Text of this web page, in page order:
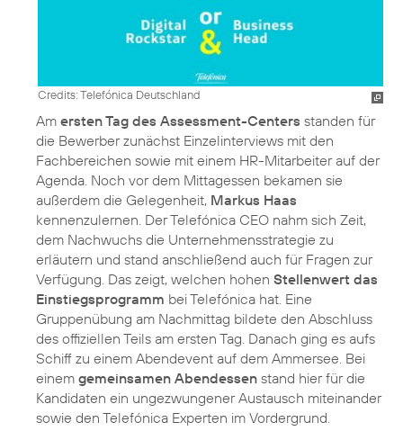
Credits: Telefónica Deutschland
Am ersten Tag des Assessment-Centers standen für
die Bewerber zunächst Einzelinterviews mit den
Fachbereichen sowie mit einem HR-Mitarbeiter auf der
Agenda. Noch vor dem Mittagessen bekamen sie
außerdem die Gelegenheit, Markus Haas
kennenzulernen. Der Telefónica CEO nahm sich Zeit,
dem Nachwuchs die Unternehmensstrategie zu
erläutern und stand anschließend auch für Fragen zur
Verfügung. Das zeigt, welchen hohen Stellenwert das
Einstiegsprogramm bei Telefónica hat. Eine
Gruppenübung am Nachmittag bildete den Abschluss
des offiziellen Teils am ersten Tag. Danach ging es aufs
Schiff zu einem Abendevent auf dem Ammersee. Bei
einem gemeinsamen Abendessen stand hier für die
Kandidaten ein ungezwungener Austausch miteinander
sowie den Telefónica Experten im Vordergrund.